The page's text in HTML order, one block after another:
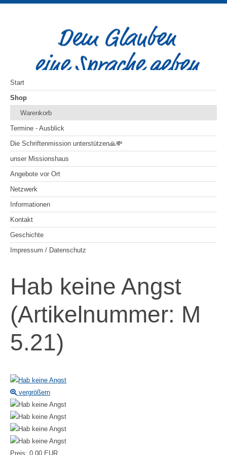
Start
Shop
Warenkorb
Termine - Ausblick
Die Schriftenmission unterstützen🙏💸
unser Missionshaus
Angebote vor Ort
Netzwerk
Informationen
Kontakt
Geschichte
Impressum / Datenschutz
Hab keine Angst
(Artikelnummer: M
5.21)
vergrößern
Preis: 0.00 EUR